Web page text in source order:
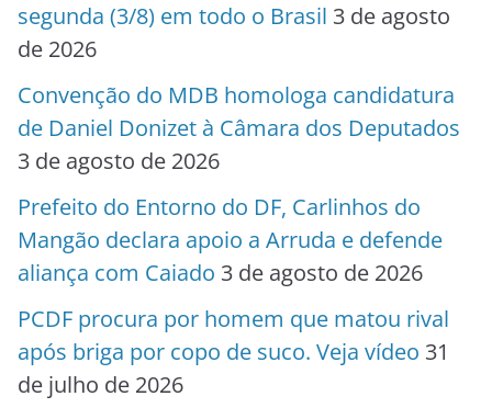
segunda (3/8) em todo o Brasil 3 de agosto
de 2026
Convenção do MDB homologa candidatura
de Daniel Donizet à Câmara dos Deputados
3 de agosto de 2026
Prefeito do Entorno do DF, Carlinhos do
Mangão declara apoio a Arruda e defende
aliança com Caiado 3 de agosto de 2026
PCDF procura por homem que matou rival
após briga por copo de suco. Veja vídeo 31
de julho de 2026